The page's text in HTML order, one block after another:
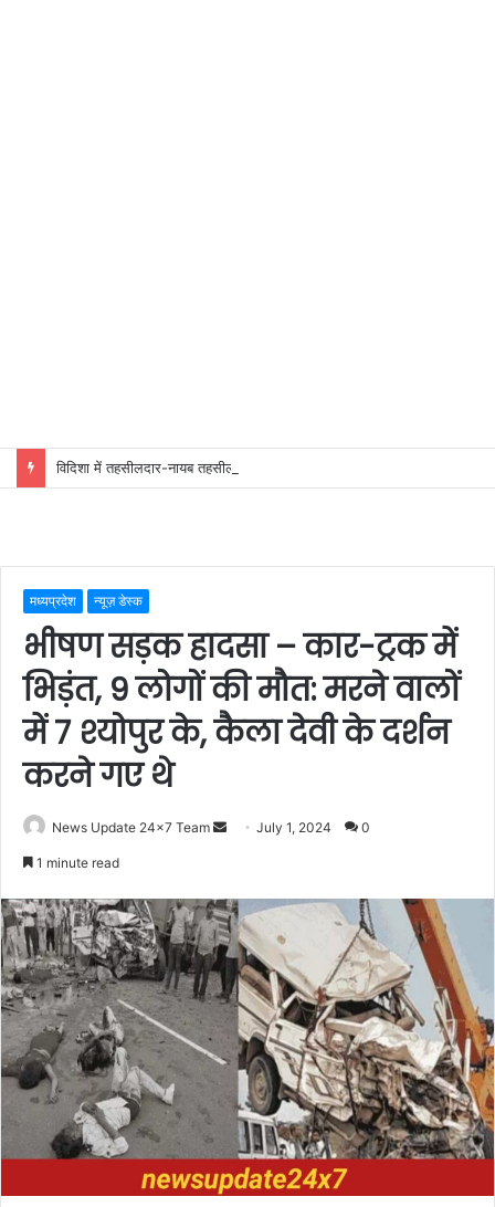
मध्यप्रदेश न्यूज़ डेस्क
भीषण सड़क हादसा – कार-ट्रक में
भिड़ंत, 9 लोगों की मौत: मरने वालों
में 7 श्योपुर के, कैला देवी के दर्शन
करने गए थे
News Update 24x7 Team
Send July 1, 2024 0
1 minute read